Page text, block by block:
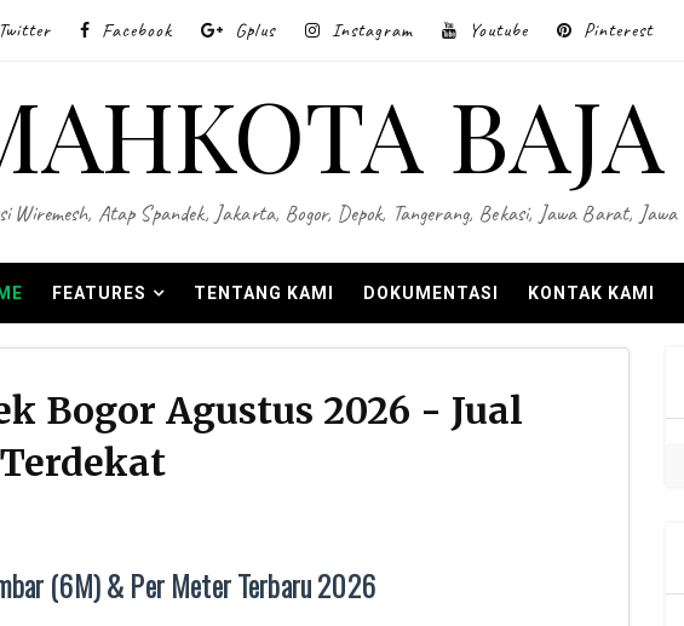
Twitter Facebook Gplus Instagram Youtube Pinterest
BAJA
Atap Spandek, Jakarta, Bogor, Depok, Tangerang, Bekasi, Jawa Barat,
FEATURES TENTANG KAMI DOKUMENTASI KONTAK KAMI
Bogor Agustus 2026 - Jual
(6M) & Per Meter Terbaru 2026